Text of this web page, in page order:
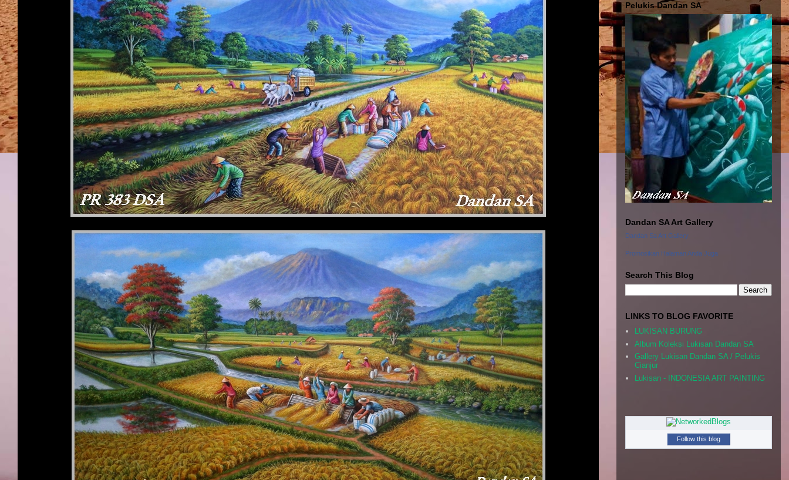
Pelukis Dandan SA
Dandan SA Art Gallery
Dandan Sa Art Gallery
Promosikan Halaman Anda Juga
Search This Blog
LINKS TO BLOG FAVORITE
LUKISAN BURUNG
Album Koleksi Lukisan Dandan SA
Gallery Lukisan Dandan SA / Pelukis
Cianjur
Lukisan - INDONESIA ART PAINTING
Follow this blog